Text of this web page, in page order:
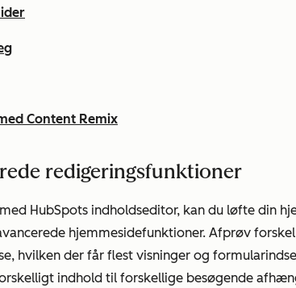
Content Remix
redigeringsfunktioner
HubSpots indholdseditor, kan du løfte din
hjemmesidefunktioner. Afprøv
hvilken der får flest visninger og
indhold til forskellige besøgende